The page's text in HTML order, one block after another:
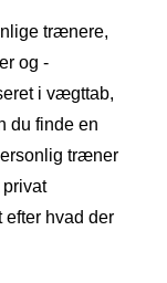
trænere,
og -
i vægttab,
du finde en
træner
hvad der